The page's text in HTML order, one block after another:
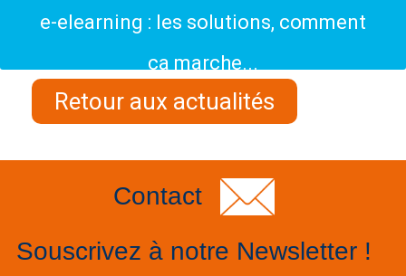
e-elearning : les solutions, comment
ça marche...
Retour aux actualités
Contact
Souscrivez à notre Newsletter !